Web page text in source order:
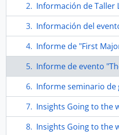
Información de Taller
Información del evento
Informe de "First Major New
Informe de evento
Informe seminario de grado por el
Insights Going to the walls:
Insights Going to the walls: